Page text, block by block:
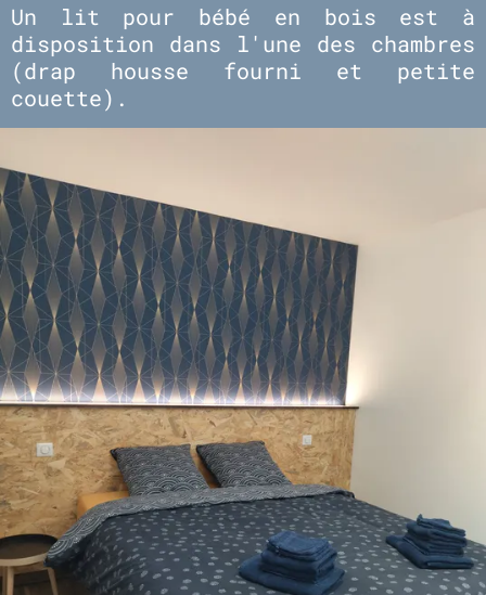
Un lit pour bébé en bois est à
disposition dans l'une des chambres
(drap housse fourni et petite
couette).